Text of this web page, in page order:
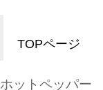
TOPページ
ホットペッパー